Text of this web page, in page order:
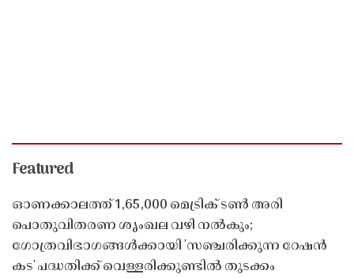
Featured
ഓണക്കാലത്ത് 1,65,000 മെട്രിക് ടൺ അരി
പൊതുവിതരണ ശൃംഖല വഴി നൽകും;
ഗോത്രവിഭാഗങ്ങൾക്കായി 'സഞ്ചരിക്കുന്ന റേഷൻ
കട' പദ്ധതിക്ക് വെള്ളരിക്കുണ്ടിൽ തുടക്കം